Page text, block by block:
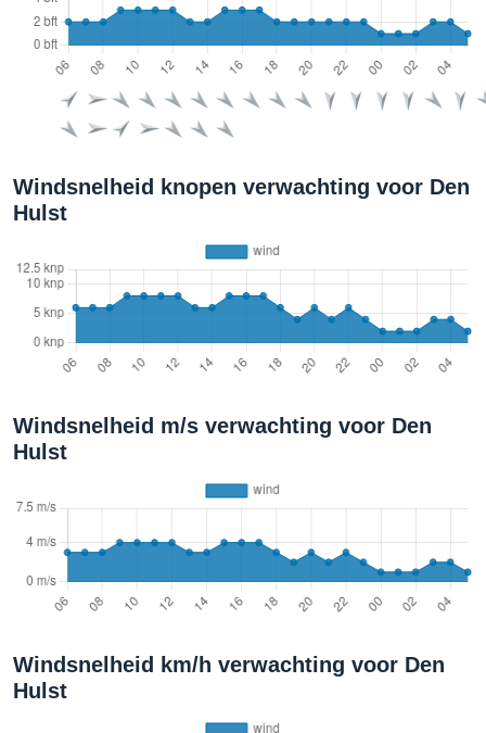
Windsnelheid knopen verwachting voor Den
Hulst
Windsnelheid m/s verwachting voor Den
Hulst
Windsnelheid km/h verwachting voor Den
Hulst